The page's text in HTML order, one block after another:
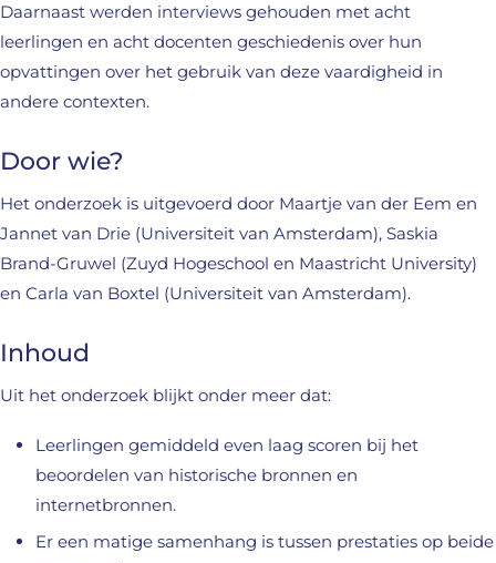
Daarnaast werden interviews gehouden met acht
leerlingen en acht docenten geschiedenis over hun
opvattingen over het gebruik van deze vaardigheid in
andere contexten.
Door wie?
Het onderzoek is uitgevoerd door Maartje van der Eem en
Jannet van Drie (Universiteit van Amsterdam), Saskia
Brand-Gruwel (Zuyd Hogeschool en Maastricht University)
en Carla van Boxtel (Universiteit van Amsterdam).
Inhoud
Uit het onderzoek blijkt onder meer dat:
Leerlingen gemiddeld even laag scoren bij het
beoordelen van historische bronnen en
internetbronnen.
Er een matige samenhang is tussen prestaties op beide